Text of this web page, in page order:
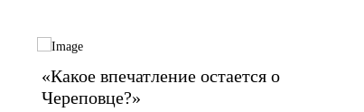
«Какое впечатление остается о
Череповце?»